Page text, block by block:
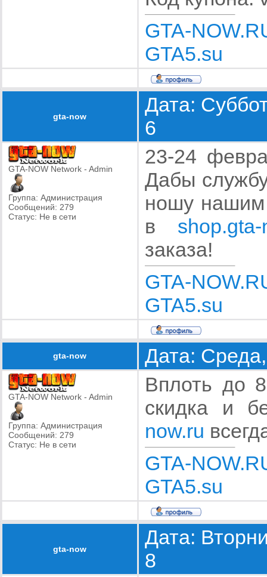
GTA-
GTA5.su
gta-now
Дата:
6
GTA-NOW Network - Admin
Группа: Администрация
Сообщений: 279
Статус: Не в сети
23-24
Дабы
ношу нашим
в shop.gta-
заказа!
GTA-
GTA5.su
gta-now Дата:
GTA-NOW Network - Admin
Группа: Администрация
Сообщений: 279
Статус: Не в сети
Вплоть до
скидка и
now.ru
GTA-
GTA5.su
gta-now
Дата:
8